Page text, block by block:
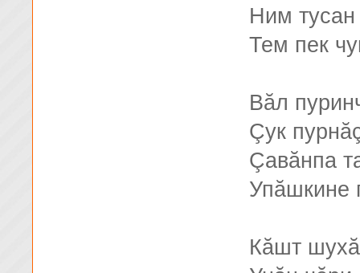
Ним
Тем пек
Вăл
Çук
Çавăнпа
Упăшкине
Кăшт